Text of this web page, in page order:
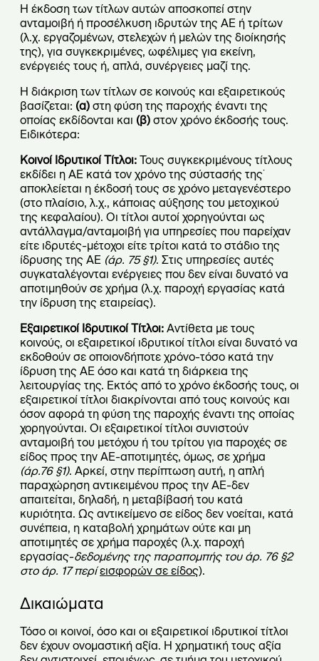
Η έκδοση των τίτλων αυτών αποσκοπεί στην
ανταμοιβή ή προσέλκυση ιδρυτών της ΑΕ ή τρίτων
(λ.χ. εργαζομένων, στελεχών ή μελών της διοίκησής
της), για συγκεκριμένες, ωφέλιμες για εκείνη,
ενέργειές τους ή, απλά, συνέργειες μαζί της.
Η διάκριση των τίτλων σε κοινούς και εξαιρετικούς
βασίζεται: (α) στη φύση της παροχής έναντι της
οποίας εκδίδονται και (β) στον χρόνο έκδοσής τους.
Ειδικότερα:
Κοινοί Ιδρυτικοί Τίτλοι: Τους συγκεκριμένους τίτλους
εκδίδει η ΑΕ κατά τον χρόνο της σύστασής της˙
αποκλείεται η έκδοσή τους σε χρόνο μεταγενέστερο
(στο πλαίσιο, λ.χ., κάποιας αύξησης του μετοχικού
της κεφαλαίου). Οι τίτλοι αυτοί χορηγούνται ως
αντάλλαγμα/ανταμοιβή για υπηρεσίες που παρείχαν
είτε ιδρυτές-μέτοχοι είτε τρίτοι κατά το στάδιο της
ίδρυσης της ΑΕ (άρ. 75 §1). Στις υπηρεσίες αυτές
συγκαταλέγονται ενέργειες που δεν είναι δυνατό να
αποτιμηθούν σε χρήμα (λ.χ. παροχή εργασίας κατά
την ίδρυση της εταιρείας).
Εξαιρετικοί Ιδρυτικοί Τίτλοι: Αντίθετα με τους
κοινούς, οι εξαιρετικοί ιδρυτικοί τίτλοι είναι δυνατό να
εκδοθούν σε οποιονδήποτε χρόνο-τόσο κατά την
ίδρυση της ΑΕ όσο και κατά τη διάρκεια της
λειτουργίας της. Εκτός από το χρόνο έκδοσής τους, οι
εξαιρετικοί τίτλοι διακρίνονται από τους κοινούς και
όσον αφορά τη φύση της παροχής έναντι της οποίας
χορηγούνται. Οι εξαιρετικοί τίτλοι συνιστούν
ανταμοιβή του μετόχου ή του τρίτου για παροχές σε
είδος προς την ΑΕ-αποτιμητές, όμως, σε χρήμα
(άρ.76 §1). Αρκεί, στην περίπτωση αυτή, η απλή
παραχώρηση αντικειμένου προς την ΑΕ-δεν
απαιτείται, δηλαδή, η μεταβίβασή του κατά
κυριότητα. Ως αντικείμενο σε είδος δεν νοείται, κατά
συνέπεια, η καταβολή χρημάτων ούτε και μη
αποτιμητές σε χρήμα παροχές (λ.χ. παροχή
εργασίας-δεδομένης της παραπομπής του άρ. 76 §2
στο άρ. 17 περίεισφορών σε είδος).
Δικαιώματα
Τόσο οι κοινοί, όσο και οι εξαιρετικοί ιδρυτικοί τίτλοι
δεν έχουν ονομαστική αξία. Η χρηματική τους αξία